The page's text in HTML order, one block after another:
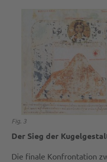
Fig. 3
Der Sieg der
Die finale Konfrontation